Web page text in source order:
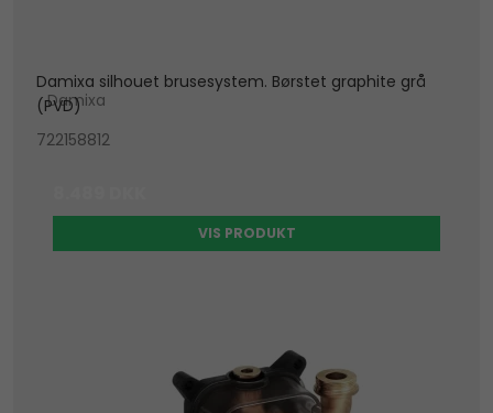
Damixa silhouet brusesystem. Børstet graphite grå
(PVD)
Damixa
722158812
VIS PRODUKT